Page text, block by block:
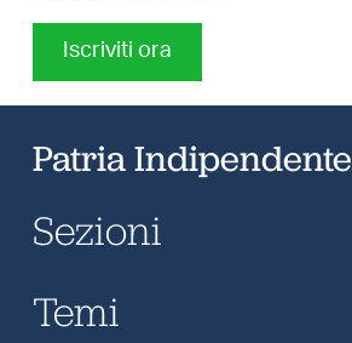
Iscriviti ora
Patria Indipendente
Sezioni
Temi